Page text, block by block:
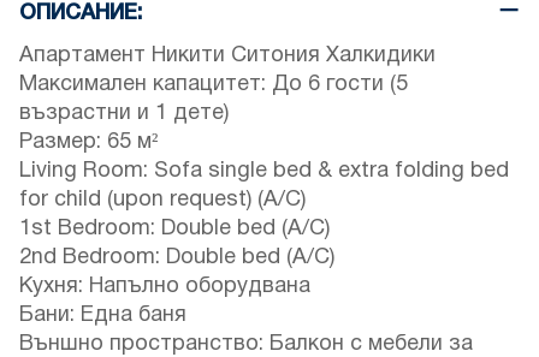
ОПИСАНИЕ:
Апартамент Никити Ситония Халкидики
Максимален капацитет: До 6 гости (5
възрастни и 1 дете)
Размер: 65 м²
Living Room: Sofa single bed & extra folding bed
for child (upon request) (A/C)
1st Bedroom: Double bed (A/C)
2nd Bedroom: Double bed (A/C)
Кухня: Напълно оборудвана
Бани: Една баня
Външно пространство: Балкон с мебели за